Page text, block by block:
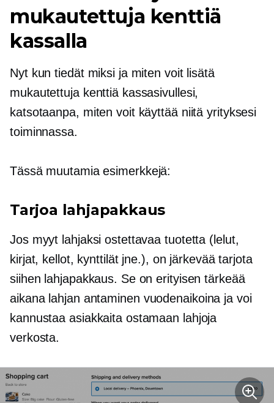
mukautettuja kenttiä
kassalla
Nyt kun tiedät miksi ja miten voit lisätä
mukautettuja kenttiä kassasivullesi,
katsotaanpa, miten voit käyttää niitä yrityksesi
toiminnassa.
Tässä muutamia esimerkkejä:
Tarjoa lahjapakkaus
Jos myyt lahjaksi ostettavaa tuotetta (lelut,
kirjat, kellot, kynttilät jne.), on järkevää tarjota
siihen lahjapakkaus. Se on erityisen tärkeää
aikana lahjan antaminen vuodenaikoina ja voi
kannustaa asiakkaita ostamaan lahjoja
verkosta.